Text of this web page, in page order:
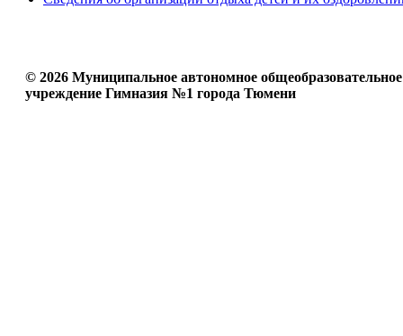
© 2026 Муниципальное автономное общеобразовательное
учреждение Гимназия №1 города Тюмени